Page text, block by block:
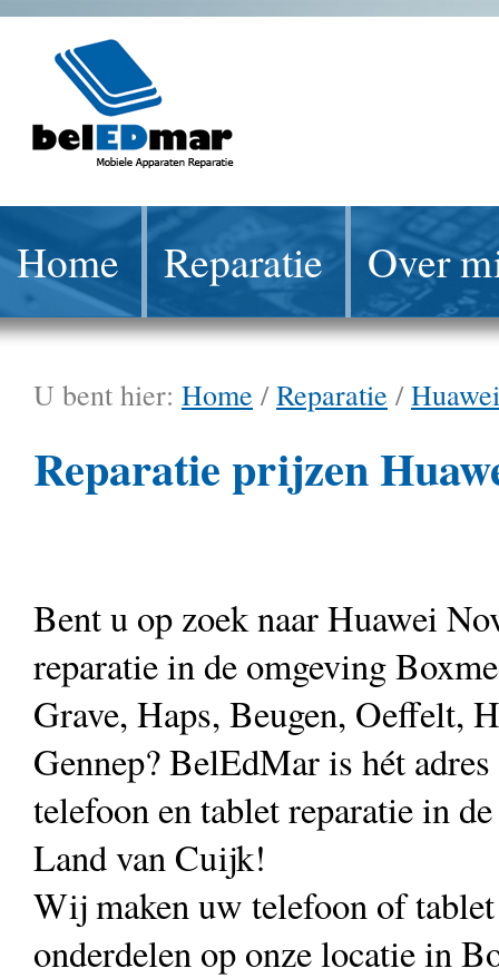
Home Reparatie Over
U bent hier: Home /Reparatie /Huawei
Reparatie prijzen
Bent u op zoek naar Huawei
reparatie in de omgeving
Grave, Haps, Beugen, Oeffelt,
Gennep? BelEdMar is hét
telefoon en tablet reparatie in
Land van Cuijk!
Wij maken uw telefoon of
onderdelen op onze locatie in